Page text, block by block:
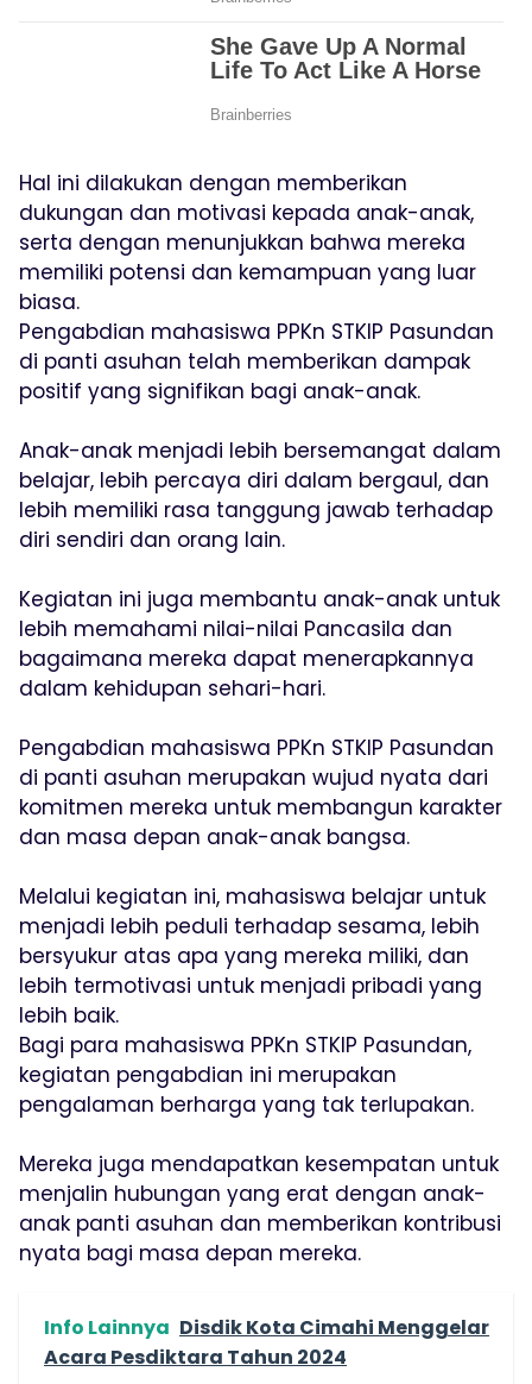
Hal ini dilakukan dengan memberikan
dukungan dan motivasi kepada anak-anak,
serta dengan menunjukkan bahwa mereka
memiliki potensi dan kemampuan yang luar
biasa.
Pengabdian mahasiswa PPKn STKIP Pasundan
di panti asuhan telah memberikan dampak
positif yang signifikan bagi anak-anak.
Anak-anak menjadi lebih bersemangat dalam
belajar, lebih percaya diri dalam bergaul, dan
lebih memiliki rasa tanggung jawab terhadap
diri sendiri dan orang lain.
Kegiatan ini juga membantu anak-anak untuk
lebih memahami nilai-nilai Pancasila dan
bagaimana mereka dapat menerapkannya
dalam kehidupan sehari-hari.
Pengabdian mahasiswa PPKn STKIP Pasundan
di panti asuhan merupakan wujud nyata dari
komitmen mereka untuk membangun karakter
dan masa depan anak-anak bangsa.
Melalui kegiatan ini, mahasiswa belajar untuk
menjadi lebih peduli terhadap sesama, lebih
bersyukur atas apa yang mereka miliki, dan
lebih termotivasi untuk menjadi pribadi yang
lebih baik.
Bagi para mahasiswa PPKn STKIP Pasundan,
kegiatan pengabdian ini merupakan
pengalaman berharga yang tak terlupakan.
Mereka juga mendapatkan kesempatan untuk
menjalin hubungan yang erat dengan anak-
anak panti asuhan dan memberikan kontribusi
nyata bagi masa depan mereka.
Info Lainnya Disdik Kota Cimahi Menggelar
Acara Pesdiktara Tahun 2024